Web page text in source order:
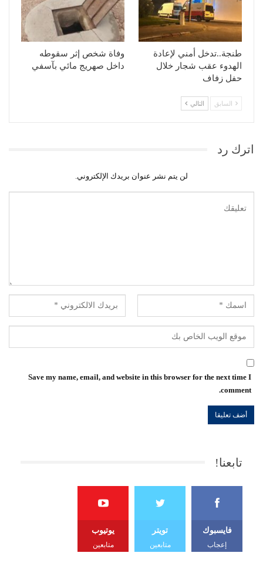
طنجة..تدخل أمني لإعادة
الهدوء عقب شجار خلال
حفل زفاف
وفاة شخص إثر سقوطه
داخل صهريج مائي بآسفي
السابق التالي
اترك رد
لن يتم نشر عنوان بريدك الإلكتروني.
Save my name, email, and website in this browser for the next time I
comment.
تابعنا!
فايسبوك
إعجاب
تويتر
متابعين
يوتيوب
متابعين